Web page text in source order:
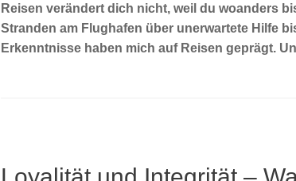
Reisen verändert dich nicht, weil du woanders
Stranden am Flughafen über unerwartete Hilfe
Erkenntnisse haben mich auf Reisen geprägt.